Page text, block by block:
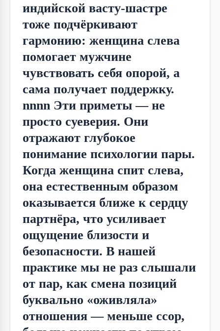
индийской васту-шастре
тоже подчёркивают
гармонию: женщина слева
помогает мужчине
чувствовать себя опорой, а
сама получает поддержку.
nnnn Эти приметы — не
просто суеверия. Они
отражают глубокое
понимание психологии пары.
Когда женщина спит слева,
она естественным образом
оказывается ближе к сердцу
партнёра, что усиливает
ощущение близости и
безопасности. В нашей
практике мы не раз слышали
от пар, как смена позиций
буквально «оживляла»
отношения — меньше ссор,